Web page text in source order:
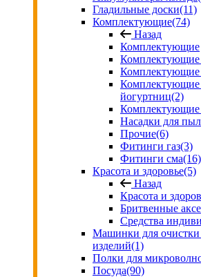
Гладильные доски(11)
Комплектующие(74)
Назад
Комплектующие
Комплектующие
Комплектующие
Комплектующие
йогуртниц(2)
Комплектующие
Насадки для
Прочие(6)
Фитинги газ(3)
Фитинги сма(16)
Красота и здоровье(5)
Назад
Красота и
Бритвенные
Средства
Машинки для
изделий(1)
Полки для
Посуда(90)